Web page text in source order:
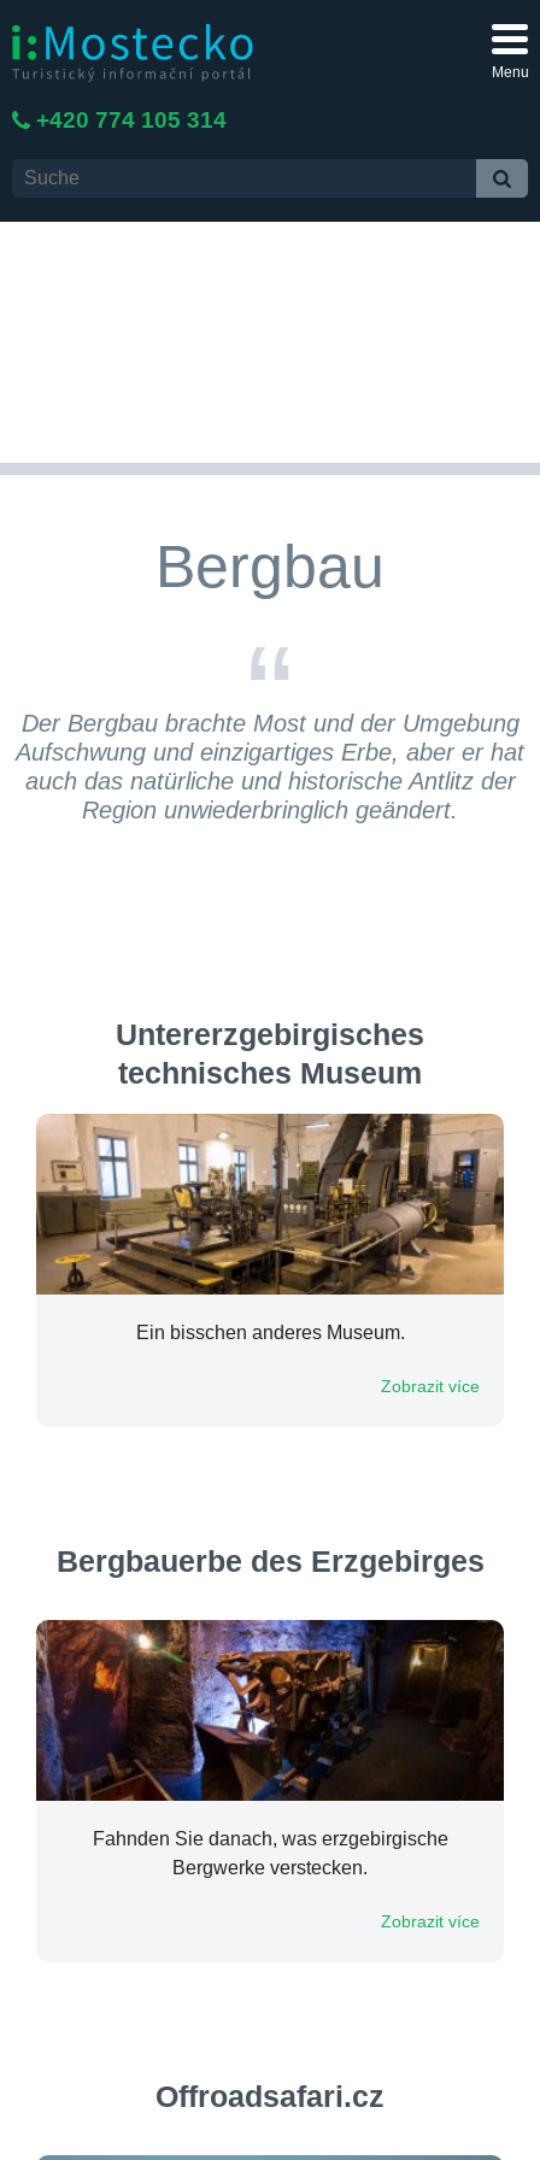
Menu
+420 774 105 314
Bergbau
“
Der Bergbau brachte Most und der Umgebung
Aufschwung und einzigartiges Erbe, aber er hat
auch das natürliche und historische Antlitz der
Region unwiederbringlich geändert.
Untererzgebirgisches
technisches Museum
Ein bisschen anderes Museum.
Zobrazit více
Bergbauerbe des Erzgebirges
Fahnden Sie danach, was erzgebirgische
Bergwerke verstecken.
Zobrazit více
Offroadsafari.cz